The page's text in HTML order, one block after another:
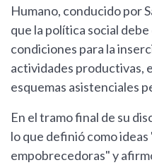
Humano, conducido por
que la política social
condiciones para la
actividades productivas,
esquemas asistenciales
En el tramo final de su
lo que definió como
empobrecedoras" y